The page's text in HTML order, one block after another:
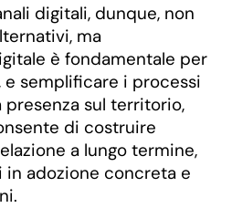
digitali, dunque, non
ma
è fondamentale per
e semplificare i processi
presenza sul territorio,
di costruire
a lungo termine,
in adozione concreta e